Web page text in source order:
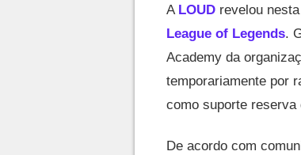
A LOUD revelou
League of Legends.
Academy da
temporariamente por
como suporte reserva
De acordo com